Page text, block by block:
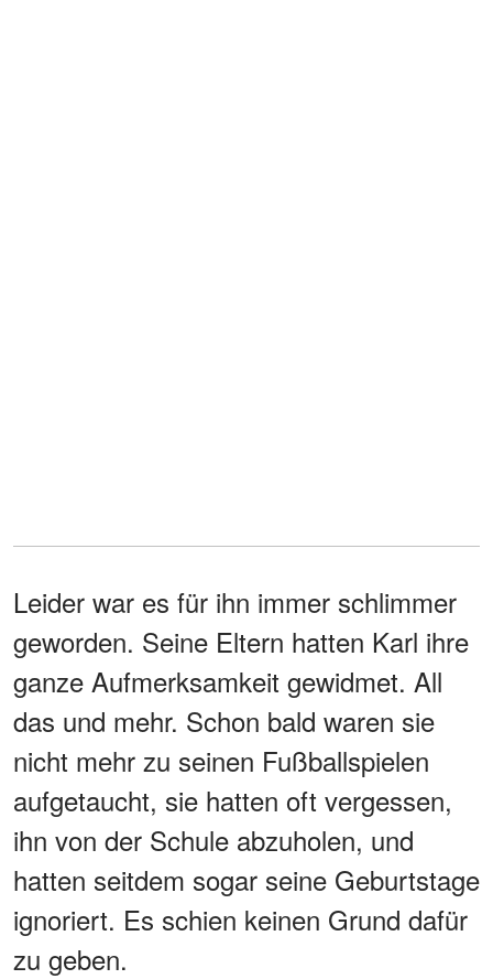
Leider war es für ihn immer schlimmer
geworden. Seine Eltern hatten Karl ihre
ganze Aufmerksamkeit gewidmet. All
das und mehr. Schon bald waren sie
nicht mehr zu seinen Fußballspielen
aufgetaucht, sie hatten oft vergessen,
ihn von der Schule abzuholen, und
hatten seitdem sogar seine Geburtstage
ignoriert. Es schien keinen Grund dafür
zu geben.